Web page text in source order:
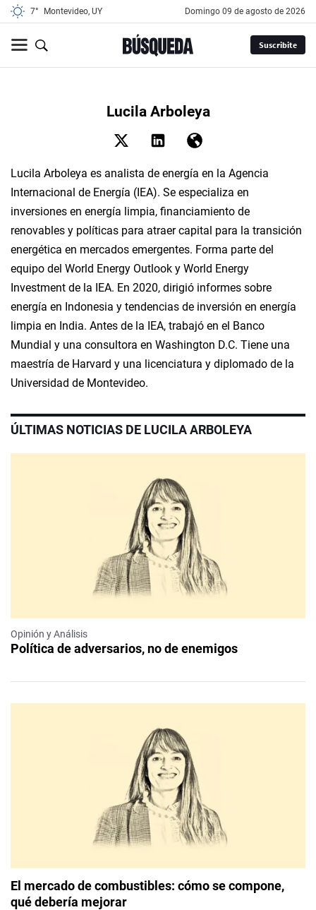
7° Montevideo, UY domingo 09 de agosto de 2026
Suscribite
Lucila Arboleya
Lucila Arboleya es analista de energía en la Agencia
Internacional de Energía (IEA). Se especializa en
inversiones en energía limpia, financiamiento de
renovables y políticas para atraer capital para la transición
energética en mercados emergentes. Forma parte del
equipo del World Energy Outlook y World Energy
Investment de la IEA. En 2020, dirigió informes sobre
energía en Indonesia y tendencias de inversión en energía
limpia en India. Antes de la IEA, trabajó en el Banco
Mundial y una consultora en Washington D.C. Tiene una
maestría de Harvard y una licenciatura y diplomado de la
Universidad de Montevideo.
ÚLTIMAS NOTICIAS DE LUCILA ARBOLEYA
Opinión y Análisis
Política de adversarios, no de enemigos
El mercado de combustibles: cómo se compone,
qué debería mejorar